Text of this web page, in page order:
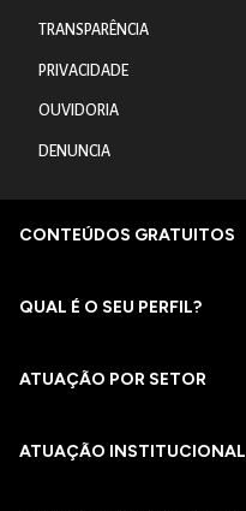
TRANSPARÊNCIA
PRIVACIDADE
OUVIDORIA
DENUNCIA
CONTEÚDOS GRATUITOS
QUAL É O SEU PERFIL?
ATUAÇÃO POR SETOR
ATUAÇÃO INSTITUCIONAL